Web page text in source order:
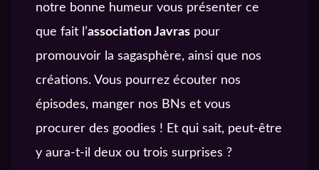
notre bonne humeur vous présenter ce
que fait l’association Javras pour
promouvoir la sagasphère, ainsi que nos
créations. Vous pourrez écouter nos
épisodes, manger nos BNs et vous
procurer des goodies ! Et qui sait, peut-être
y aura-t-il deux ou trois surprises ?